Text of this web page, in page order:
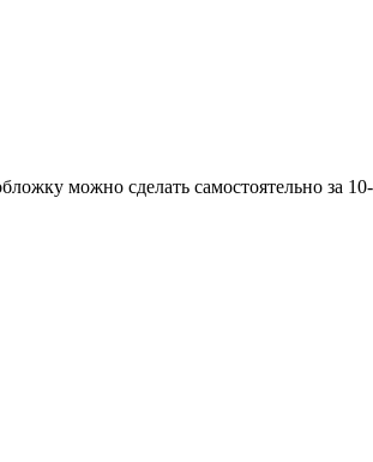
можно сделать самостоятельно за